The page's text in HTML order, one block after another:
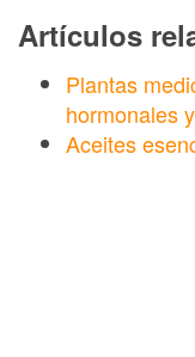
Artículos
Plantas
hormonales
Aceites